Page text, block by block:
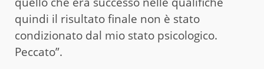
quindi il risultato finale non è stato
condizionato dal mio stato psicologico.
Peccato”.